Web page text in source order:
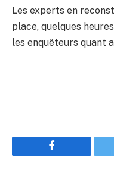
Les experts en
place, quelques
les enquêteurs quant
Facebook